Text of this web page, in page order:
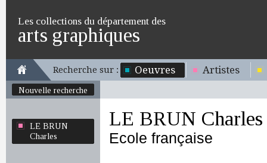
Les collections du département des
arts graphiques
Recherche sur : Oeuvres Artistes
Nouvelle recherche
LE BRUN
Charles
LE BRUN Charles
Ecole française